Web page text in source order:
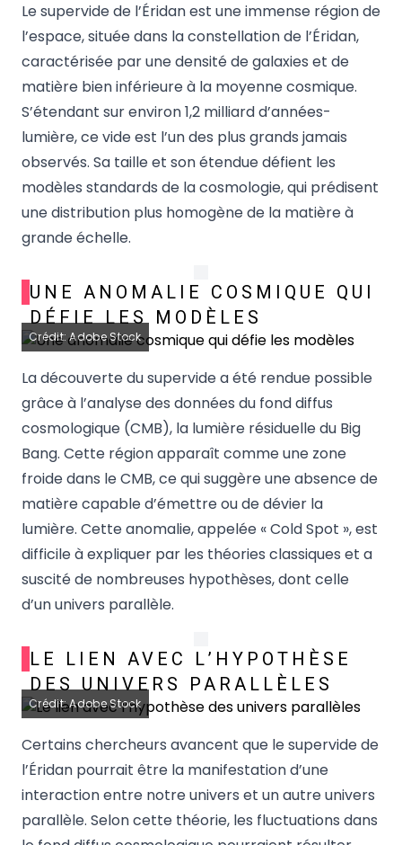
Le supervide de l’Éridan est une immense région de
l’espace, située dans la constellation de l’Éridan,
caractérisée par une densité de galaxies et de
matière bien inférieure à la moyenne cosmique.
S’étendant sur environ 1,2 milliard d’années-
lumière, ce vide est l’un des plus grands jamais
observés. Sa taille et son étendue défient les
modèles standards de la cosmologie, qui prédisent
une distribution plus homogène de la matière à
grande échelle.
UNE ANOMALIE COSMIQUE QUI
DÉFIE LES MODÈLES
Crédit: Adobe Stock
La découverte du supervide a été rendue possible
grâce à l’analyse des données du fond diffus
cosmologique (CMB), la lumière résiduelle du Big
Bang. Cette région apparaît comme une zone
froide dans le CMB, ce qui suggère une absence de
matière capable d’émettre ou de dévier la
lumière. Cette anomalie, appelée « Cold Spot », est
difficile à expliquer par les théories classiques et a
suscité de nombreuses hypothèses, dont celle
d’un univers parallèle.
LE LIEN AVEC L’HYPOTHÈSE
DES UNIVERS PARALLÈLES
Crédit: Adobe Stock
Certains chercheurs avancent que le supervide de
l’Éridan pourrait être la manifestation d’une
interaction entre notre univers et un autre univers
parallèle. Selon cette théorie, les fluctuations dans